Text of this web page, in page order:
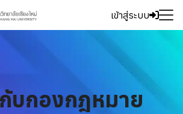
เข้าสู่ระบบ
บกองกฎหมาย